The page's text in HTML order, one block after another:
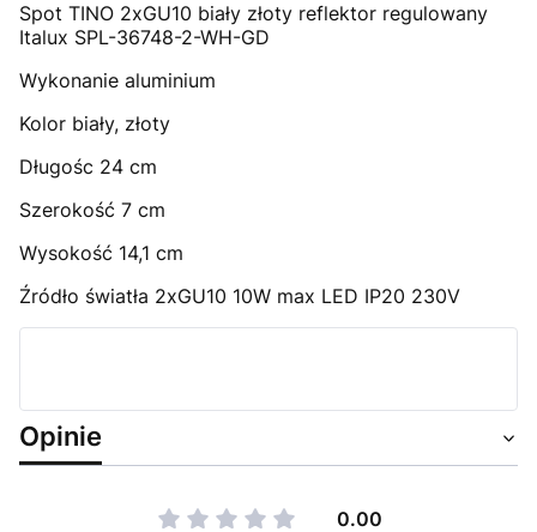
Spot TINO 2xGU10 biały złoty reflektor regulowany
Italux SPL-36748-2-WH-GD
Wykonanie aluminium
Kolor biały, złoty
Długośc 24 cm
Szerokość 7 cm
Wysokość 14,1 cm
Źródło światła 2xGU10 10W max LED IP20 230V
Opinie
0.00